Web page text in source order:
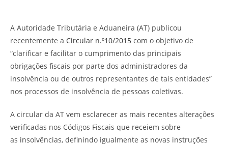
A Autoridade Tributária e Aduaneira (AT) publicou
recentemente a Circular n.º10/2015 com o objetivo de
“clarificar e facilitar o cumprimento das principais
obrigações fiscais por parte dos administradores da
insolvência ou de outros representantes de tais entidades”
nos processos de insolvência de pessoas coletivas.
A circular da AT vem esclarecer as mais recentes alterações
verificadas nos Códigos Fiscais que receiem sobre
as insolvências, definindo igualmente as novas instruções